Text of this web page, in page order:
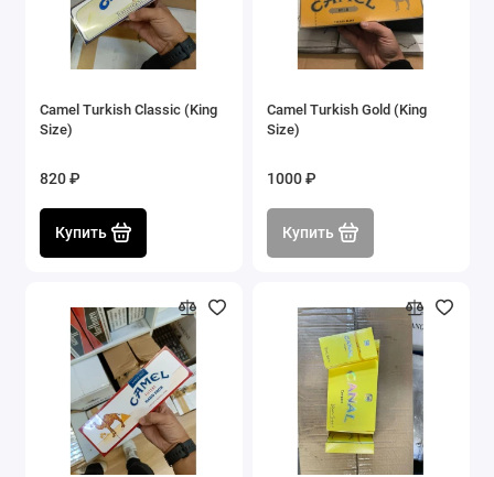
Camel Turkish Classic (King
Size)
820 ₽
Купить
Camel Turkish Gold (King
Size)
1000 ₽
Купить